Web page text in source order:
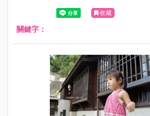
收藏
關鍵字：